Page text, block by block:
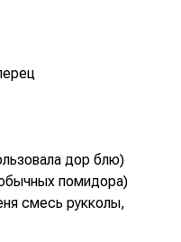
дор блю)
помидора)
смесь рукколы,